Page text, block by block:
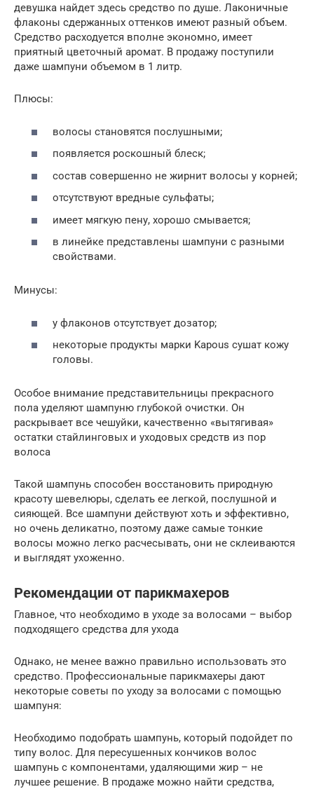
девушка найдет здесь средство по душе. Лаконичные
флаконы сдержанных оттенков имеют разный объем.
Средство расходуется вполне экономно, имеет
приятный цветочный аромат. В продажу поступили
даже шампуни объемом в 1 литр.
Плюсы:
волосы становятся послушными;
появляется роскошный блеск;
состав совершенно не жирнит волосы у корней;
отсутствуют вредные сульфаты;
имеет мягкую пену, хорошо смывается;
в линейке представлены шампуни с разными
свойствами.
Минусы:
у флаконов отсутствует дозатор;
некоторые продукты марки Kapous сушат кожу
головы.
Особое внимание представительницы прекрасного
пола уделяют шампуню глубокой очистки. Он
раскрывает все чешуйки, качественно «вытягивая»
остатки стайлинговых и уходовых средств из пор
волоса
Такой шампунь способен восстановить природную
красоту шевелюры, сделать ее легкой, послушной и
сияющей. Все шампуни действуют хоть и эффективно,
но очень деликатно, поэтому даже самые тонкие
волосы можно легко расчесывать, они не склеиваются
и выглядят ухоженно.
Рекомендации от парикмахеров
Главное, что необходимо в уходе за волосами – выбор
подходящего средства для ухода
Однако, не менее важно правильно использовать это
средство. Профессиональные парикмахеры дают
некоторые советы по уходу за волосами с помощью
шампуня:
Необходимо подобрать шампунь, который подойдет по
типу волос. Для пересушенных кончиков волос
шампунь с компонентами, удаляющими жир – не
лучшее решение. В продаже можно найти средства,